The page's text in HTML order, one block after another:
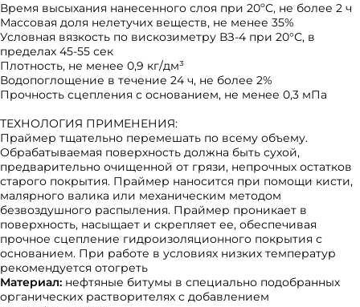
Время высыхания нанесенного слоя при 20ºС, не более 2 ч
Массовая доля нелетучих веществ, не менее 35%
Условная вязкость по вискозиметру ВЗ-4 при 20°С, в
пределах 45-55 сек
Плотность, не менее 0,9 кг/дм³
Водопоглощение в течение 24 ч, не более 2%
Прочность сцепления с основанием, не менее 0,3 мПа
ТЕХНОЛОГИЯ ПРИМЕНЕНИЯ:
Праймер тщательно перемешать по всему объему.
Обрабатываемая поверхность должна быть сухой,
предварительно очищенной от грязи, непрочных остатков
старого покрытия. Праймер наносится при помощи кисти,
малярного валика или механическим методом
безвоздушного распыления. Праймер проникает в
поверхность, насыщает и скрепляет ее, обеспечивая
прочное сцепление гидроизоляционного покрытия с
основанием. При работе в условиях низких температур
рекомендуется отогреть
Материал: нефтяные битумы в специально подобранных
органических растворителях с добавлением